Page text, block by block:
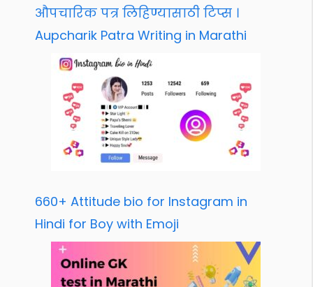
औपचारिक पत्र लिहिण्यासाठी टिप्स ।
Aupcharik Patra Writing in Marathi
660+ Attitude bio for Instagram in
Hindi for Boy with Emoji